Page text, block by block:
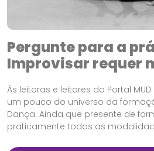
Pergunte para a
Improvisar requer
Às leitoras e leitores do Portal
um pouco do universo da
Dança. Ainda que presente de
praticamente todas as